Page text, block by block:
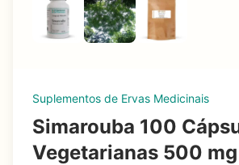
Suplementos de Ervas Medicinais
Simarouba 100
Vegetarianas 500